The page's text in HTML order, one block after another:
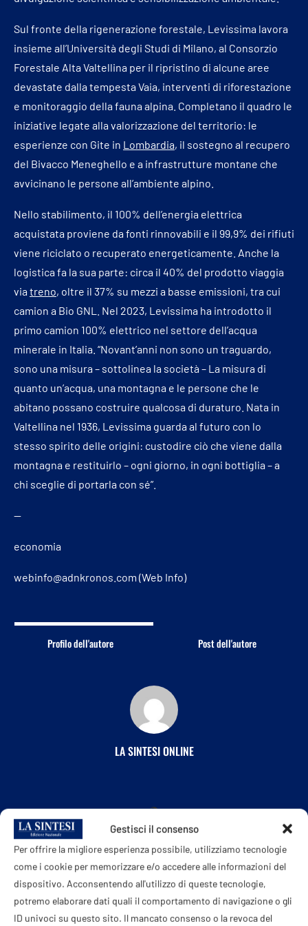
Gestisci il consenso
Per offrire la migliore esperienza possibile, utilizziamo tecnologie
come i cookie per memorizzare e/o accedere alle informazioni del
dispositivo. Acconsentendo all'utilizzo di queste tecnologie,
potremo elaborare dati quali il comportamento di navigazione o gli
ID univoci su questo sito. Il mancato consenso o la revoca del
Sul fronte della rigenerazione forestale, Levissima lavora
insieme all’Università degli Studi di Milano, al Consorzio
Forestale Alta Valtellina per il ripristino di alcune aree
devastate dalla tempesta Vaia, interventi di riforestazione
e monitoraggio della fauna alpina. Completano il quadro le
iniziative legate alla valorizzazione del territorio: le
esperienze con Gite in Lombardia, il sostegno al recupero
del Bivacco Meneghello e a infrastrutture montane che
avvicinano le persone all’ambiente alpino.
Nello stabilimento, il 100% dell’energia elettrica
acquistata proviene da fonti rinnovabili e il 99,9% dei rifiuti
viene riciclato o recuperato energeticamente. Anche la
logistica fa la sua parte: circa il 40% del prodotto viaggia
viatreno, oltre il 37% su mezzi a basse emissioni, tra cui
camion a Bio GNL. Nel 2023, Levissima ha introdotto il
primo camion 100% elettrico nel settore dell’acqua
minerale in Italia. “Novant’anni non sono un traguardo,
sono una misura – sottolinea la società – La misura di
quanto un’acqua, una montagna e le persone che le
abitano possano costruire qualcosa di duraturo. Nata in
Valtellina nel 1936, Levissima guarda al futuro con lo
stesso spirito delle origini: custodire ciò che viene dalla
montagna e restituirlo – ogni giorno, in ogni bottiglia – a
chi sceglie di portarla con sé”.
—
economia
webinfo@adnkronos.com (Web Info)
Profilo dell'autore Post dell'autore
LA SINTESI ONLINE
Palazzina distrutta da un’esplosione a Porto Sant’Elpidio:
tre vittime e due feriti. Meloni: “Profondo cordoglio per la
tragedia”